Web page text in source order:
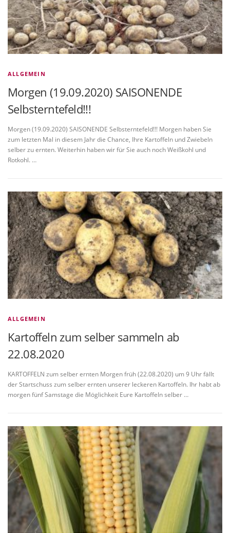
ALLGEMEIN
Morgen (19.09.2020) SAISONENDE
Selbsterntefeld!!!
Morgen (19.09.2020) SAISONENDE Selbsterntefeld!!! Morgen haben Sie
zum letzten Mal in diesem Jahr die Chance, Ihre Kartoffeln und Zwiebeln
selber zu ernten. Weiterhin haben wir für Sie auch noch Weißkohl und
Rotkohl. …
ALLGEMEIN
Kartoffeln zum selber sammeln ab
22.08.2020
KARTOFFELN zum selber ernten Morgen früh (22.08.2020) um 9 Uhr fällt
der Startschuss zum selber ernten unserer leckeren Kartoffeln. Ihr habt ab
morgen fünf Samstage die Möglichkeit Eure Kartoffeln selber …